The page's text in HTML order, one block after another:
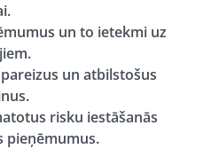
un to ietekmi uz
un atbilstošus
risku iestāšanās
pieņēmumus.